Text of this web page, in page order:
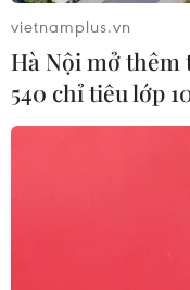
vietnamplus.vn
Hà Nội mở thêm
540 chỉ tiêu lớp